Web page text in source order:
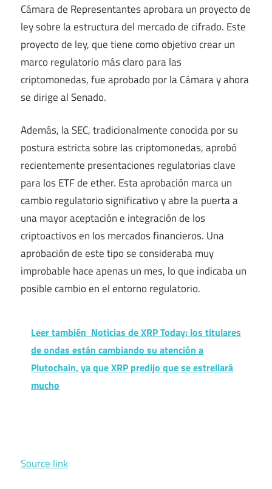
Cámara de Representantes aprobara un proyecto de
ley sobre la estructura del mercado de cifrado. Este
proyecto de ley, que tiene como objetivo crear un
marco regulatorio más claro para las
criptomonedas, fue aprobado por la Cámara y ahora
se dirige al Senado.
Además, la SEC, tradicionalmente conocida por su
postura estricta sobre las criptomonedas, aprobó
recientemente presentaciones regulatorias clave
para los ETF de ether. Esta aprobación marca un
cambio regulatorio significativo y abre la puerta a
una mayor aceptación e integración de los
criptoactivos en los mercados financieros. Una
aprobación de este tipo se consideraba muy
improbable hace apenas un mes, lo que indicaba un
posible cambio en el entorno regulatorio.
Leer también Noticias de XRP Today: los titulares
de ondas están cambiando su atención a
Plutochain, ya que XRP predijo que se estrellará
mucho
Source link